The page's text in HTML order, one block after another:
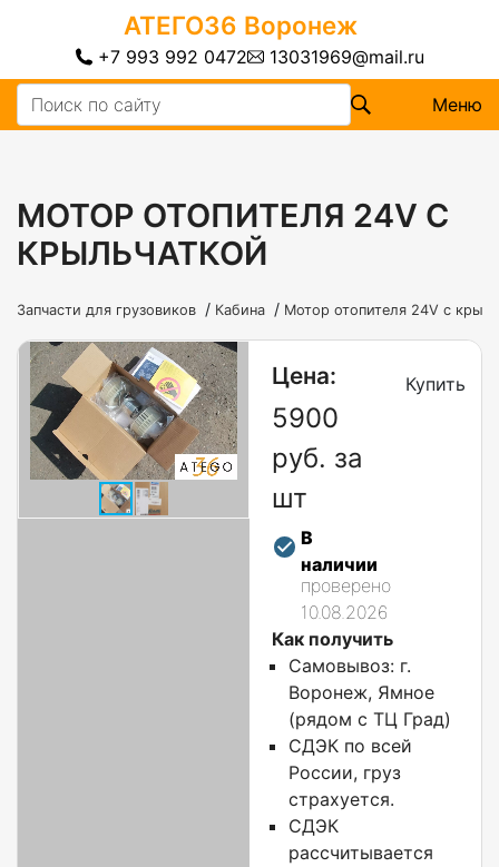
АТЕГО36 Воронеж
+7 993 992 0472 13031969@mail.ru
Меню
МОТОР ОТОПИТЕЛЯ 24V С
КРЫЛЬЧАТКОЙ
Запчасти для грузовиков / Кабина / Мотор отопителя 24V с
Цена:
5900
руб. за
шт
В
наличии
проверено
10.08.2026
Купить
Как получить
Самовывоз: г.
Воронеж, Ямное
(рядом с ТЦ Град)
СДЭК по всей
России, груз
страхуется.
СДЭК
рассчитывается